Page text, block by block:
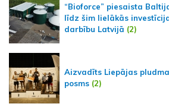
“Bioforce” piesaista
līdz šim lielākās
darbību Latvijā (2)
Aizvadīts Liepājas
posms (2)